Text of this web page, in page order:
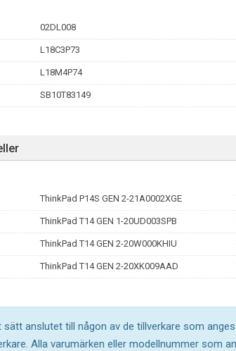
02DL008
L18C3P73
L18M4P74
SB10T83149
ThinkPad P14S GEN 2-21A0002XGE
ThinkPad T14 GEN 1-20UD003SPB
ThinkPad T14 GEN 2-20W000KHIU
ThinkPad T14 GEN 2-20XK009AAD
anslutet till någon av de tillverkare som
Alla varumärken eller modellnummer som